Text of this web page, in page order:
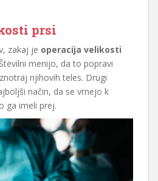
prsi
zakaj je operacija velikosti
menijo, da to popravi
njihovih teles. Drugi
način, da se vrnejo k
ga imeli prej.